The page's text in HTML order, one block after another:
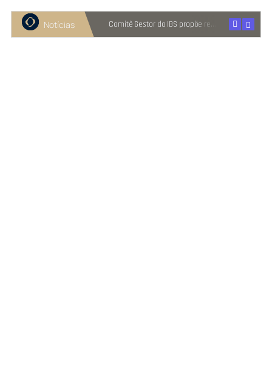
Notícias
Recuperação judicial cresce entre micro e pequenas empresas Comitê Gestor do IBS propõe reter metade de 2027